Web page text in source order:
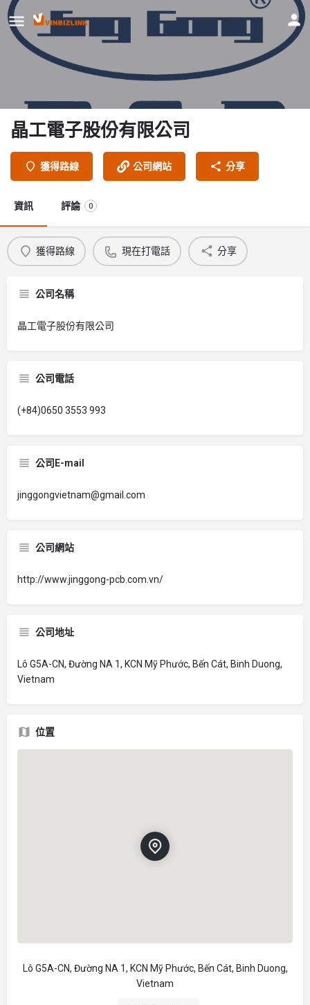
晶工電子股份有限公司
獲得路線 公司網站 分享
資訊 評論 0
獲得路線 現在打電話 分享
公司名稱
晶工電子股份有限公司
公司電話
(+84)0650 3553 993
公司E-mail
jinggongvietnam@gmail.com
公司網站
http://www.jinggong-pcb.com.vn/
公司地址
Lô G5A-CN, Đường NA 1, KCN Mỹ Phước, Bến Cát, Binh Duong,
Vietnam
位置
Lô G5A-CN, Đường NA 1, KCN Mỹ Phước, Bến Cát, Binh Duong,
Vietnam